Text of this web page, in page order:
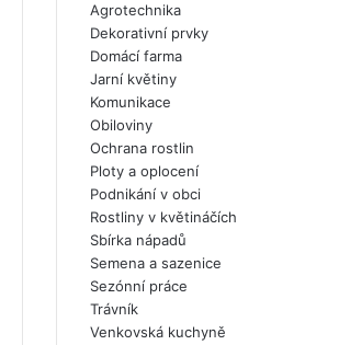
Agrotechnika
Dekorativní prvky
Domácí farma
Jarní květiny
Komunikace
Obiloviny
Ochrana rostlin
Ploty a oplocení
Podnikání v obci
Rostliny v květináčích
Sbírka nápadů
Semena a sazenice
Sezónní práce
Trávník
Venkovská kuchyně